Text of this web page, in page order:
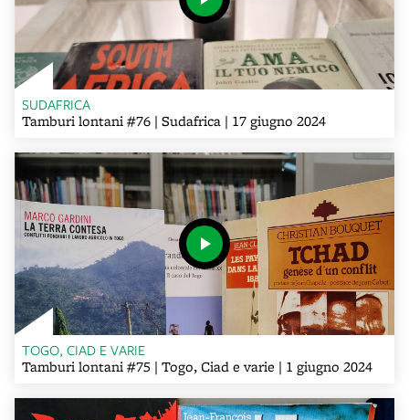
SUDAFRICA
Tamburi lontani #76 | Sudafrica | 17 giugno 2024
TOGO, CIAD E VARIE
Tamburi lontani #75 | Togo, Ciad e varie | 1 giugno 2024